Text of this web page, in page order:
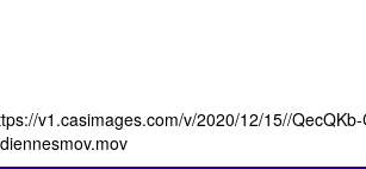
v1.casimages.com/v/2020/12/15//